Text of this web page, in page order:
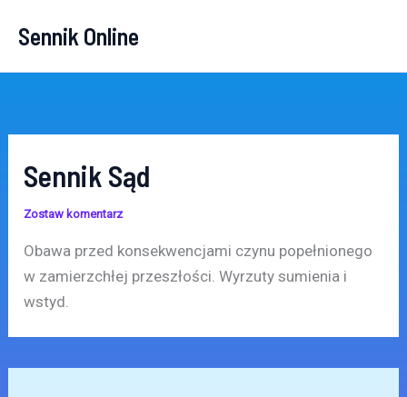
Sennik Online
Sennik Sąd
Zostaw komentarz
Obawa przed konsekwencjami czynu popełnionego
w zamierzchłej przeszłości. Wyrzuty sumienia i
wstyd.